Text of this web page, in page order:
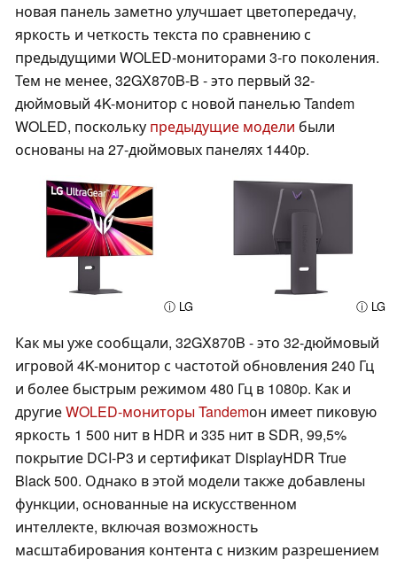
новая панель заметно улучшает цветопередачу,
яркость и четкость текста по сравнению с
предыдущими WOLED-мониторами 3-го поколения.
Тем не менее, 32GX870B-B - это первый 32-
дюймовый 4K-монитор с новой панелью Tandem
WOLED, поскольку предыдущие модели были
основаны на 27-дюймовых панелях 1440p.
ⓘ LG ⓘ LG
Как мы уже сообщали, 32GX870B - это 32-дюймовый
игровой 4K-монитор с частотой обновления 240 Гц
и более быстрым режимом 480 Гц в 1080p. Как и
другиеWOLED-мониторы Tandemон имеет пиковую
яркость 1 500 нит в HDR и 335 нит в SDR, 99,5%
покрытие DCI-P3 и сертификат DisplayHDR True
Black 500. Однако в этой модели также добавлены
функции, основанные на искусственном
интеллекте, включая возможность
масштабирования контента с низким разрешением